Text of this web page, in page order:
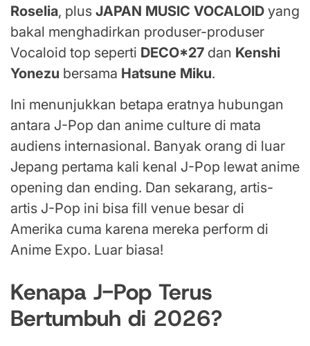
Roselia, plus JAPAN MUSIC VOCALOID yang
bakal menghadirkan produser-produser
Vocaloid top seperti DECO*27 dan Kenshi
Yonezu bersama Hatsune Miku.
Ini menunjukkan betapa eratnya hubungan
antara J-Pop dan anime culture di mata
audiens internasional. Banyak orang di luar
Jepang pertama kali kenal J-Pop lewat anime
opening dan ending. Dan sekarang, artis-
artis J-Pop ini bisa fill venue besar di
Amerika cuma karena mereka perform di
Anime Expo. Luar biasa!
Kenapa J-Pop Terus
Bertumbuh di 2026?